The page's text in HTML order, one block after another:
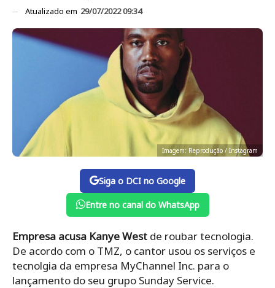
Atualizado em 29/07/2022 09:34
Imagem: Reprodução / Instagram
Siga o DCI no Google
Entre no canal do WhatsApp
Empresa acusa Kanye West de roubar tecnologia.
De acordo com o TMZ, o cantor usou os serviços e
tecnolgia da empresa MyChannel Inc. para o
lançamento do seu grupo Sunday Service.